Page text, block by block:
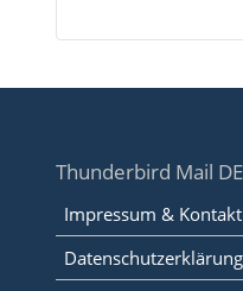
Thunderbird Mail DE
Impressum & Kontakt
Datenschutzerklärung